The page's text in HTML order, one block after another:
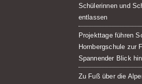
Schülerinnen und
entlassen
Projekttage führen
Hornbergschule zur
Spannender Blick
Zu Fuß über die